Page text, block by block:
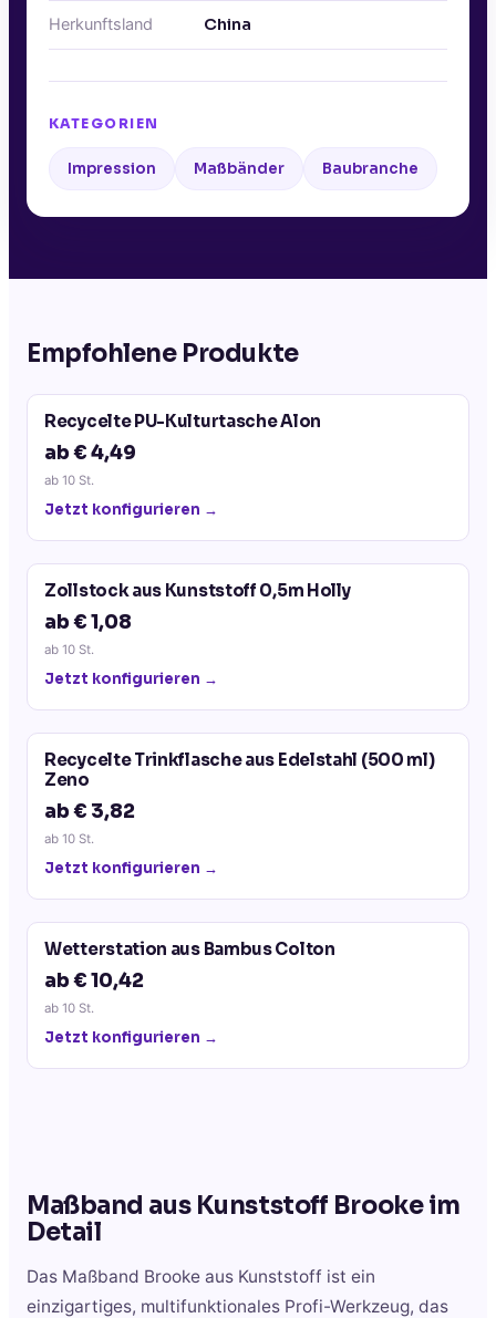
Herkunftsland China
KATEGORIEN
Impression Maßbänder Baubranche
Empfohlene Produkte
Recycelte PU-Kulturtasche Alon
ab € 4,49
ab 10 St.
Jetzt konfigurieren →
Zollstock aus Kunststoff 0,5m Holly
ab € 1,08
ab 10 St.
Jetzt konfigurieren →
Recycelte Trinkflasche aus Edelstahl (500 ml)
Zeno
ab € 3,82
ab 10 St.
Jetzt konfigurieren →
Wetterstation aus Bambus Colton
ab € 10,42
ab 10 St.
Jetzt konfigurieren →
Maßband aus Kunststoff Brookeim
Detail
Das Maßband Brooke aus Kunststoff ist ein
einzigartiges, multifunktionales Profi-Werkzeug, das